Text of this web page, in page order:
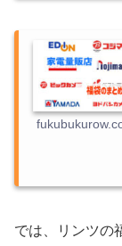
では、リンツの